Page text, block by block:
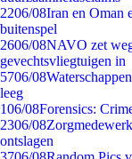
2206/08Iran en Oman
buitenspel
2606/08NAVO zet
gevechtsvliegtuigen in
5706/08
leeg
106/08Forensics:
2306/08
ontslagen